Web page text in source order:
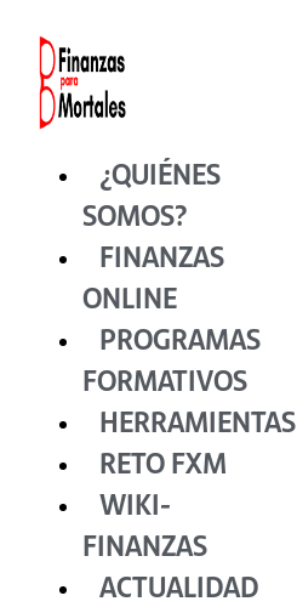
contenido
¿QUIÉNES
SOMOS?
FINANZAS
ONLINE
PROGRAMAS
FORMATIVOS
HERRAMIENTAS
RETO FXM
WIKI-
FINANZAS
ACTUALIDAD